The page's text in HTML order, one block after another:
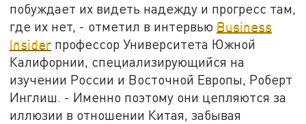
побуждает их видеть надежду и прогресс там,
где их нет, - отметил в интервью Business
Insider профессор Университета Южной
Калифорнии, специализирующийся на
изучении России и Восточной Европы, Роберт
Инглиш. - Именно поэтому они цепляются за
иллюзии в отношении Китая, забывая